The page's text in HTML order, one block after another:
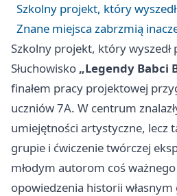
Szkolny projekt, który
Znane miejsca zabrzmią
Szkolny projekt, który wyszedł
Słuchowisko „Legendy Babci
finałem pracy projektowej
uczniów 7A. W centrum
umiejętności artystyczne, lecz
grupie i ćwiczenie twórczej
młodym autorom coś
opowiedzenia historii własnym